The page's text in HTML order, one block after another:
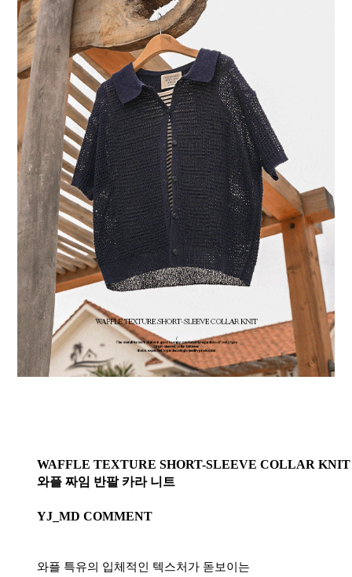
WAFFLE TEXTURE SHORT-SLEEVE COLLAR KNIT
와플 짜임 반팔 카라 니트
YJ_MD COMMENT
와플 특유의 입체적인 텍스처가 돋보이는